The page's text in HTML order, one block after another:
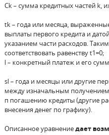
Ck – сумма кредитных частей k,
tk – года или месяца,
выплаты первого кредита и
указанием части расходов.
соответствовать равенству t1=0;
l – конкретный платеж и его
sl – года и месяцы или другие
между изначальным
п погашению кредиты (другие
внесения денег по графику).
Описанное уравнениедает